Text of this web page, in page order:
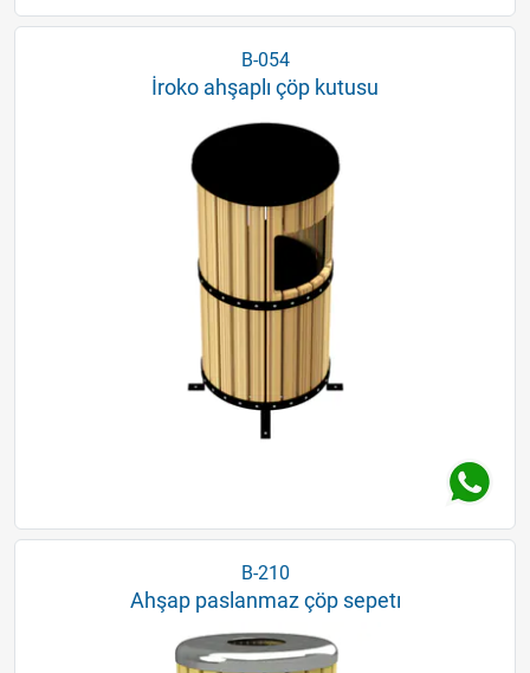
B-054
İroko ahşaplı çöp kutusu
B-210
Ahşap paslanmaz çöp sepetı